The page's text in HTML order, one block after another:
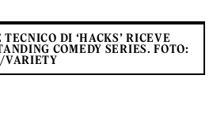
DI ‘HACKS’ RICEVE
COMEDY SERIES. FOTO:
VARIETY